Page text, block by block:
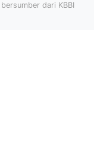
dari KBBI